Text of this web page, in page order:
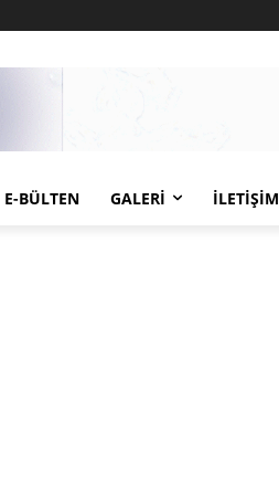
E-BÜLTEN GALERI İLETIŞIM